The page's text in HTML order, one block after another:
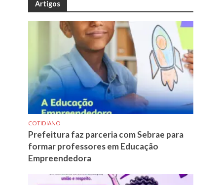
Artigos
COTIDIANO
Prefeitura faz parceria com Sebrae para
formar professores em Educação
Empreendedora